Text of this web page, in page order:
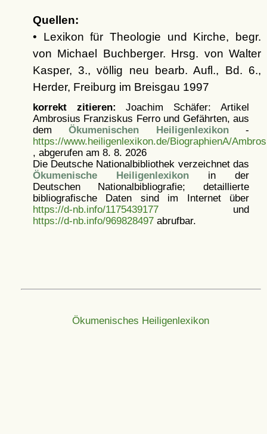
Quellen:
• Lexikon für Theologie und Kirche, begr.
von Michael Buchberger. Hrsg. von Walter
Kasper, 3., völlig neu bearb. Aufl., Bd. 6.,
Herder, Freiburg im Breisgau 1997
korrekt zitieren: Joachim Schäfer: Artikel
Ambrosius Franziskus Ferro und Gefährten, aus
demÖkumenischen Heiligenlexikon-
https://www.heiligenlexikon.de/BiographienA/
, abgerufen am 8. 8. 2026
Die Deutsche Nationalbibliothek verzeichnet das
Ökumenische Heiligenlexikonin der
Deutschen Nationalbibliografie; detaillierte
bibliografische Daten sind im Internet über
https://d-nb.info/1175439177und
https://d-nb.info/969828497abrufbar.
Ökumenisches Heiligenlexikon